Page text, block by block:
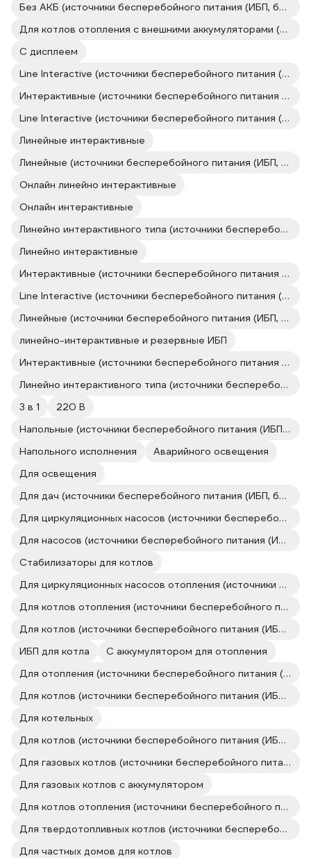
Без АКБ (источники бесперебойного питания (ИБП, бесперебойники))
Для котлов отопления с внешними аккумуляторами (источники бесперебойного питания (ИБП, бесперебойники))
С дисплеем
Line Interactive (источники бесперебойного питания (ИБП, бесперебойники))
Интерактивные (источники бесперебойного питания (ИБП, бесперебойники))
Line Interactive (источники бесперебойного питания (ИБП, бесперебойники))
Линейные интерактивные
Линейные (источники бесперебойного питания (ИБП, бесперебойники))
Онлайн линейно интерактивные
Онлайн интерактивные
Линейно интерактивного типа (источники бесперебойного питания (ИБП, бесперебойники))
Линейно интерактивные
Интерактивные (источники бесперебойного питания (ИБП, бесперебойники))
Line Interactive (источники бесперебойного питания (ИБП, бесперебойники))
Линейные (источники бесперебойного питания (ИБП, бесперебойники))
линейно-интерактивные и резервные ИБП
Интерактивные (источники бесперебойного питания (ИБП, бесперебойники))
Линейно интерактивного типа (источники бесперебойного питания (ИБП, бесперебойники))
3 в 1
220 В
Напольные (источники бесперебойного питания (ИБП, бесперебойники))
Напольного исполнения
Аварийного освещения
Для освещения
Для дач (источники бесперебойного питания (ИБП, бесперебойники))
Для циркуляционных насосов (источники бесперебойного питания (ИБП, бесперебойники))
Для насосов (источники бесперебойного питания (ИБП, бесперебойники))
Стабилизаторы для котлов
Для циркуляционных насосов отопления (источники бесперебойного питания (ИБП, бесперебойники))
Для котлов отопления (источники бесперебойного питания (ИБП, бесперебойники))
Для котлов (источники бесперебойного питания (ИБП, бесперебойники))
ИБП для котла
С аккумулятором для отопления
Для отопления (источники бесперебойного питания (ИБП, бесперебойники))
Для котлов (источники бесперебойного питания (ИБП, бесперебойники))
Для котельных
Для котлов (источники бесперебойного питания (ИБП, бесперебойники))
Для газовых котлов (источники бесперебойного питания (ИБП, бесперебойники))
Для газовых котлов с аккумулятором
Для котлов отопления (источники бесперебойного питания (ИБП, бесперебойники))
Для твердотопливных котлов (источники бесперебойного питания (ИБП, бесперебойники))
Для частных домов для котлов